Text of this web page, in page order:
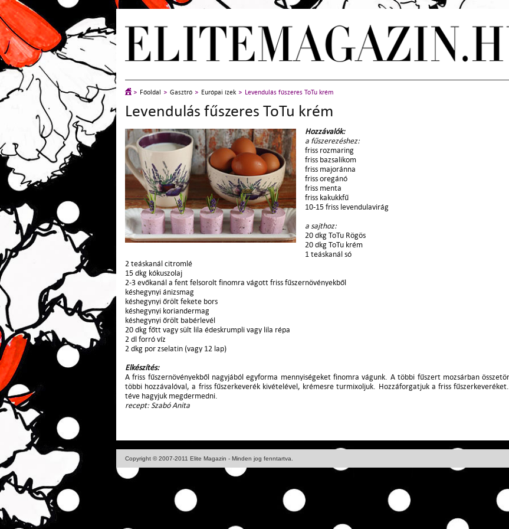
Főoldal Gasztró Európai ízek Levendulás fűszeres ToTu krém
Levendulás fűszeres ToTu krém
Hozzávalók:
a fűszerezéshez:
friss rozmaring
friss bazsalikom
friss majoránna
friss oregánó
friss menta
friss kakukkfű
10-15 friss levendulavirág
a sajthoz:
20 dkg ToTu Rögös
20 dkg ToTu krém
1 teáskanál só
2 teáskanál citromlé
15 dkg kókuszolaj
2-3 evőkanál a fent felsorolt finomra vágott friss fűszernövényekből
késhegynyi ánizsmag
késhegynyi őrölt fekete bors
késhegynyi koriandermag
késhegynyi őrölt babérlevél
20 dkg főtt vagy sült lila édeskrumpli vagy lila répa
2 dl forró víz
2 dkg por zselatin (vagy 12 lap)
Elkészítés:
A friss fűszernövényekből nagyjából egyforma mennyiségeket finomra vágunk. A többi fűszert mozsárban
többi hozzávalóval, a friss fűszerkeverék kivételével, krémesre turmixoljuk. Hozzáforgatjuk a friss
téve hagyjuk megdermedni.
recept: Szabó Anita
Copyright © 2007-2011 Elite Magazin - Minden jog fenntartva.